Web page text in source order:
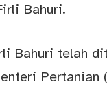
Bahuri.
Bahuri telah
Pertanian